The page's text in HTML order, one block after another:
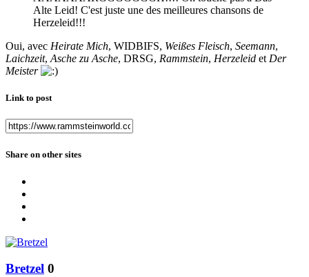
Alte Leid! C'est juste une des meilleures chansons de
Herzeleid!!!
Oui, avec Heirate Mich, WIDBIFS, Weißes Fleisch, Seemann,
Laichzeit, Asche zu Asche, DRSG, Rammstein, Herzeleid et Der
Meister
Link to post
Share on other sites
Bretzel 0